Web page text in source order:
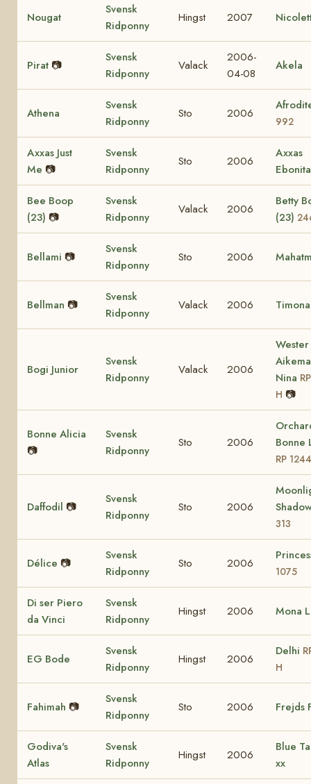
Nougat
Svensk
Ridponny
Hingst 2007
Pirat 📷
Svensk
Ridponny
Valack
2006-
04-08
Akela
Athena
Svensk
Ridponny
Sto 2006
992
Axxas Just
Me 📷
Svensk
Ridponny
Sto 2006
Axxas
Ebonita
Bee Boop
(23) 📷
Svensk
Ridponny
Valack 2006
Betty
(23)
Bellami 📷
Svensk
Ridponny
Sto 2006
Bellman 📷
Svensk
Ridponny
Valack 2006
Bogi Junior
Svensk
Ridponny
Valack 2006
Wester
Nina
H 📷
Bonne Alicia
📷
Svensk
Ridponny
Sto 2006
Bonne
RP
Daffodil 📷
Svensk
Ridponny
Sto 2006
313
Délice 📷
Svensk
Ridponny
Sto 2006
1075
Di ser Piero
da Vinci
Svensk
Ridponny
Hingst 2006 Mona
EG Bode
Svensk
Ridponny
Hingst 2006
Delhi
H
Fahimah 📷
Svensk
Ridponny
Sto 2006 Frejds
Godiva's
Atlas
Svensk
Ridponny
Hingst 2006
Blue
xx